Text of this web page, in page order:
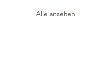
Alle ansehen